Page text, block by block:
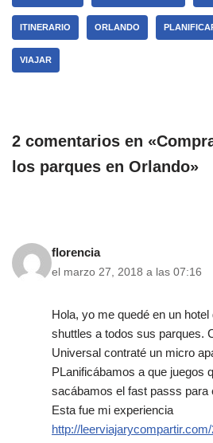
ITINERARIO ORLANDO
VIAJAR
2 comentarios en
los parques en Orlando»
florencia
el marzo 27, 2018 a las 07:16
Hola, yo me quedé en un
shuttles a todos sus parques.
Universal contraté un micro
PLanificábamos a que juegos
sacábamos el fast passs para
Esta fue mi experiencia
http://